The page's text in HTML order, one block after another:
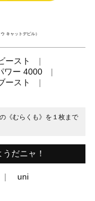
ウ キャットデビル）
ースト
ワー 4000
ースト
《むらくも》を１枚まで
だニャ！
uni